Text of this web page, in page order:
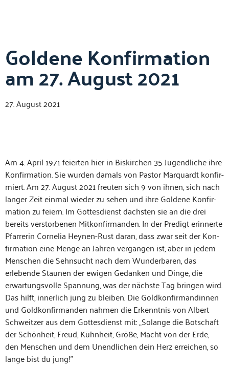
Goldene Konfirmation
am 27. August 2021
27. August 2021
Am 4. April 1971 feierten hier in Biskirchen 35 Jugendliche ihre
Kon­fir­ma­tion. Sie wur­den damals von Pas­tor Mar­quardt kon­fir­
miert. Am 27. August 2021 freuten sich 9 von ihnen, sich nach
langer Zeit ein­mal wieder zu sehen und ihre Gold­ene Kon­fir­
ma­tion zu feiern. Im Gottes­di­enst dachsten sie an die drei
bere­its ver­stor­be­nen Mitkon­fir­man­den. In der Predigt erin­nerte
Pfar­rerin Cor­nelia Hey­nen-Rust daran, dass zwar seit der Kon­
fir­ma­tion eine Menge an Jahren ver­gan­gen ist, aber in jedem
Men­schen die Sehn­sucht nach dem Wun­der­baren, das
erlebende Staunen der ewigen Gedanken und Dinge, die
erwartungsvolle Span­nung, was der näch­ste Tag brin­gen wird.
Das hil­ft, inner­lich jung zu bleiben. Die Gold­kon­fir­mandin­nen
und Gold­kon­fir­man­den nah­men die Erken­nt­nis von Albert
Schweitzer aus dem Gottes­di­enst mit: „Solange die Botschaft
der Schön­heit, Freud, Kühn­heit, Größe, Macht von der Erde,
den Men­schen und dem Unendlichen dein Herz erre­ichen, so
lange bist du jung!”